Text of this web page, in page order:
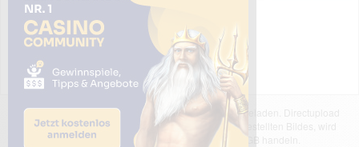
Das dargestellte Bild wurde von einem Nutzer hochgeladen. Directupload
übernimmt keinerlei Haftung für den Inhalt des dargestellten Bildes, wird
jedoch bei Verstößen nach §2(3) unserer AGB handeln.